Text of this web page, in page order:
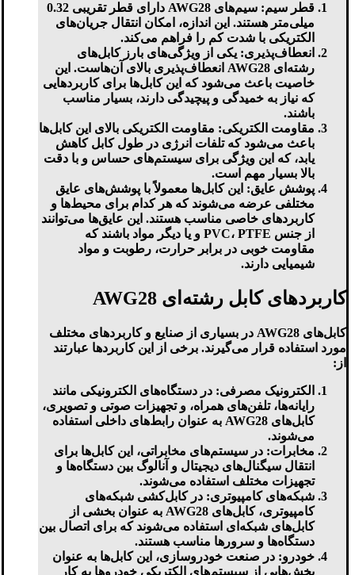
قطر سیم
: سیم‌های AWG28 دارای قطر تقریبی 0.32
میلی‌متر هستند. این اندازه، امکان انتقال جریان‌های
الکتریکی با شدت کم را فراهم می‌کند.
انعطاف‌پذیری: یکی از ویژگی‌های بارز کابل‌های
رشته‌ای AWG28 انعطاف‌پذیری بالای آن‌هاست. این
خاصیت باعث می‌شود که این کابل‌ها برای کاربردهایی
که نیاز به خمیدگی و پیچیدگی دارند، بسیار مناسب
باشند.
مقاومت الکتریکی: مقاومت الکتریکی بالای این کابل‌ها
باعث می‌شود که تلفات انرژی در طول کابل کاهش
یابد، که این ویژگی برای سیستم‌های حساس و با دقت
بالا بسیار مهم است.
پوشش عایق: این کابل‌ها معمولاً با پوشش‌های عایق
مختلفی عرضه می‌شوند که هر کدام برای محیط‌ها و
کاربردهای خاصی مناسب هستند. این عایق‌ها می‌توانند
از جنس PVC، PTFE و یا دیگر مواد باشند که
مقاومت خوبی در برابر حرارت، رطوبت و مواد
شیمیایی دارند.
کاربردهای کابل رشته‌ای AWG28
کابل‌های AWG28 در بسیاری از صنایع و کاربردهای مختلف
مورد استفاده قرار می‌گیرند. برخی از این کاربردها عبارتند
از:
الکترونیک مصرفی: در دستگاه‌های الکترونیکی مانند
رایانه‌ها، تلفن‌های همراه، و تجهیزات صوتی و تصویری،
کابل‌های AWG28 به عنوان رابط‌های داخلی استفاده
می‌شوند.
مخابرات: در سیستم‌های مخابراتی، این کابل‌ها برای
انتقال سیگنال‌های دیجیتال و آنالوگ بین دستگاه‌ها و
تجهیزات مختلف استفاده می‌شوند.
شبکه‌های کامپیوتری: در کابل‌کشی شبکه‌های
کامپیوتری، کابل‌های AWG28 به عنوان بخشی از
کابل‌های شبکه‌ای استفاده می‌شوند که برای اتصال بین
دستگاه‌ها و سرورها مناسب هستند.
خودرو: در صنعت خودروسازی، این کابل‌ها به عنوان
بخش‌هایی از سیستم‌های الکتریکی خودروها به کار